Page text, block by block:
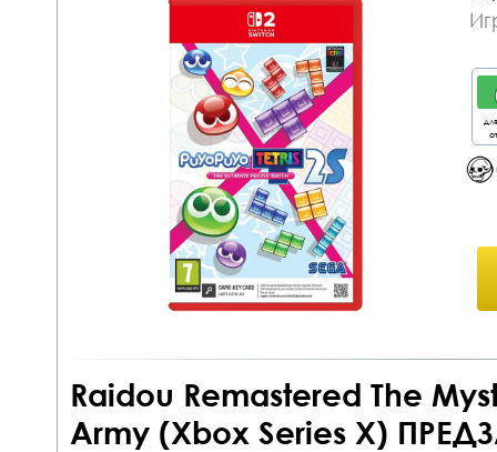
Raidou Remastered The
Army (Xbox Series X)